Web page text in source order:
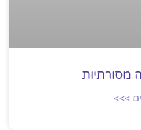
מסורתיות
>>>